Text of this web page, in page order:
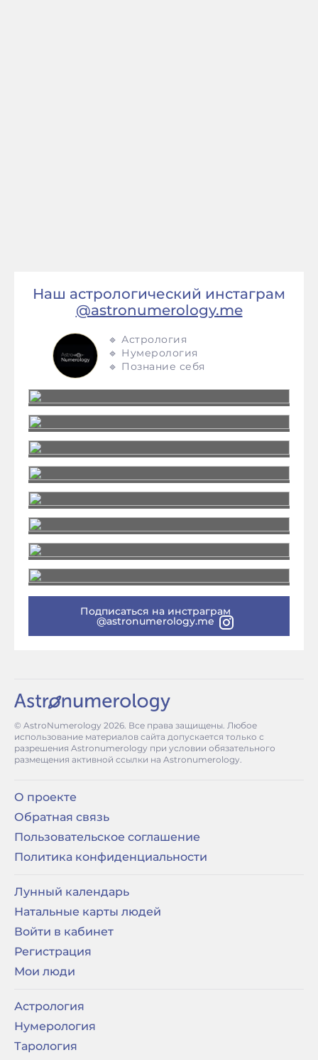
Наш астрологический инстаграм
@astronumerology.me
🔹 Астрология
🔹 Нумерология
🔹 Познание себя
Подписаться на инстраграм
@astronumerology.me
© AstroNumerology 2026. Все права защищены. Любое
использование материалов сайта допускается только с
разрешения Astronumerology при условии обязательного
размещения активной ссылки на Astronumerology.
О проекте
Обратная связь
Пользовательское соглашение
Политика конфиденциальности
Лунный календарь
Натальные карты людей
Войти в кабинет
Регистрация
Мои люди
Астрология
Нумерология
Тарология